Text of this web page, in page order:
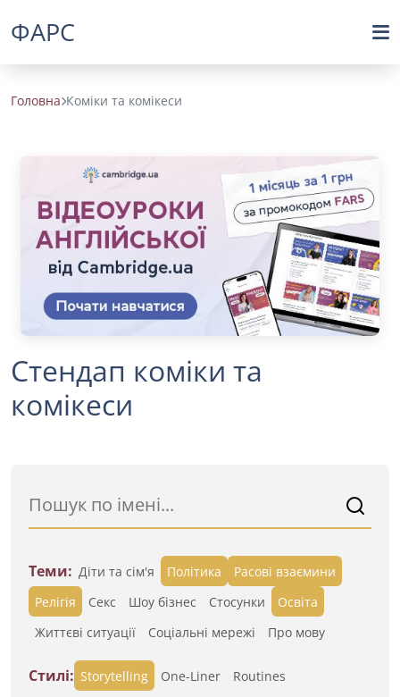
ФАРС
Головна Коміки та комікеси
Стендап коміки та
комікеси
Теми: Діти та сім'я Політика
Расові взаємини
Релігія
Секс Шоу бізнес Стосунки
Освіта
Життєві ситуації
Cоціальні мережі Про мову
Стилі: Storytelling One-Liner
Routines